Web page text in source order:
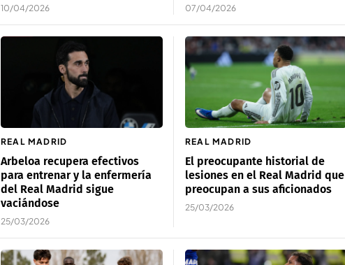
10/04/2026 07/04/2026
REAL MADRID
Arbeloa recupera efectivos
para entrenar y la enfermería
del Real Madrid sigue
vaciándose
25/03/2026
REAL MADRID
El preocupante historial de
lesiones en el Real Madrid que
preocupan a sus aficionados
25/03/2026